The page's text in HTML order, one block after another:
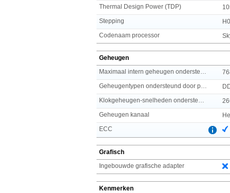
Thermal Design Power (TDP)
Stepping
H0
Codenaam processor
Geheugen
Geheugen kanaal
ECC
Grafisch
Ingebouwde grafische adapter
Kenmerken